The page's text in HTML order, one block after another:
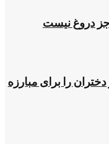
دروغ نیست
را برای مبارزه